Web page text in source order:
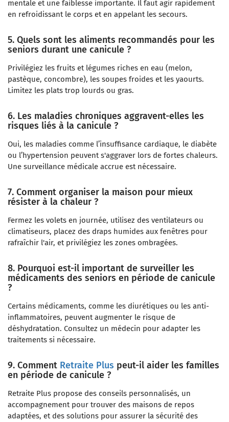
mentale et une faiblesse importante. Il faut agir rapidement
en refroidissant le corps et en appelant les secours.
5. Quels sont les aliments recommandés pour les
seniors durant une canicule ?
Privilégiez les fruits et légumes riches en eau (melon,
pastèque, concombre), les soupes froides et les yaourts.
Limitez les plats trop lourds ou gras.
6. Les maladies chroniques aggravent-elles les
risques liés à la canicule ?
Oui, les maladies comme l’insuffisance cardiaque, le diabète
ou l’hypertension peuvent s'aggraver lors de fortes chaleurs.
Une surveillance médicale accrue est nécessaire.
7. Comment organiser la maison pour mieux
résister à la chaleur ?
Fermez les volets en journée, utilisez des ventilateurs ou
climatiseurs, placez des draps humides aux fenêtres pour
rafraîchir l'air, et privilégiez les zones ombragées.
8. Pourquoi est-il important de surveiller les
médicaments des seniors en période de canicule
?
Certains médicaments, comme les diurétiques ou les anti-
inflammatoires, peuvent augmenter le risque de
déshydratation. Consultez un médecin pour adapter les
traitements si nécessaire.
9. Comment Retraite Plus peut-il aider les familles
en période de canicule ?
Retraite Plus propose des conseils personnalisés, un
accompagnement pour trouver des maisons de repos
adaptées, et des solutions pour assurer la sécurité des